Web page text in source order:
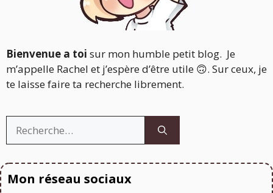
Bienvenue a toi sur mon humble petit blog. Je
m’appelle Rachel et j’espère d’être utile 🙃. Sur ceux, je
te laisse faire ta recherche librement.
Mon réseau sociaux